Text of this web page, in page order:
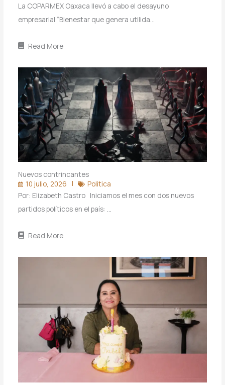
La COPARMEX Oaxaca llevó a cabo el desayuno
empresarial “Bienestar que genera utilida…
Read More
Nuevos contrincantes
10 julio, 2026
Politica
Por: Elizabeth Castro Iniciamos el mes con dos nuevos
partidos políticos en el país: …
Read More